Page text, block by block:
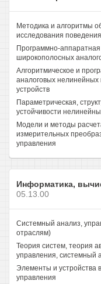
Методика и алгоритмы
исследования
Программно-
широкополосных
Алгоритмическое и
аналоговых нелинейных
устройств
Параметрическая,
устойчивости
Модели и методы
измерительных
управления
Информатика,
05.13.00
Системный анализ,
отраслям)
Теория систем, теория
управления, системный
Элементы и устройства
управления